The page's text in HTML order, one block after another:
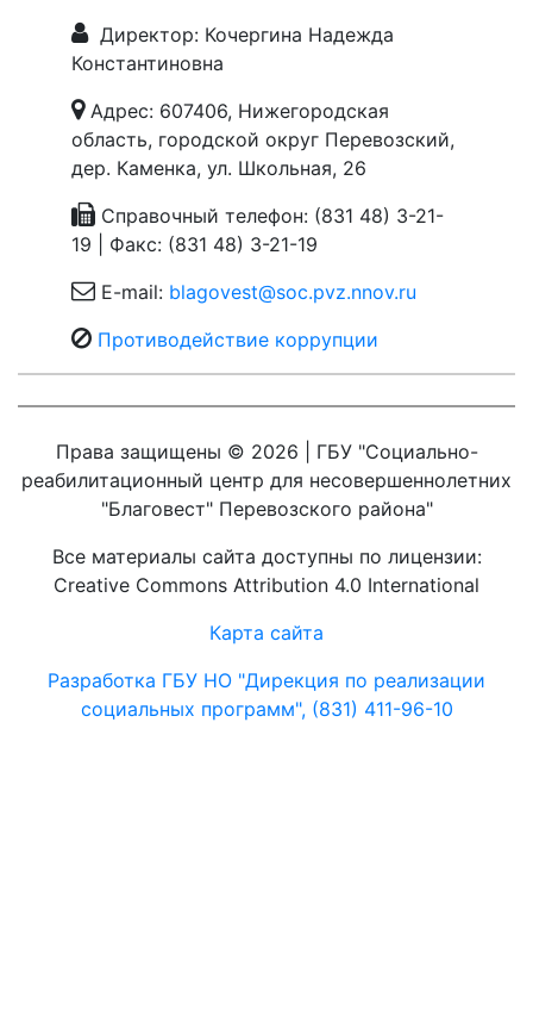
Директор: Кочергина Надежда
Константиновна
Адрес: 607406, Нижегородская
область, городской округ Перевозский,
дер. Каменка, ул. Школьная, 26
Справочный телефон: (831 48) 3-21-
19 | Факс: (831 48) 3-21-19
E-mail: blagovest@soc.pvz.nnov.ru
Противодействие коррупции
Права защищены © 2026 | ГБУ "Социально-
реабилитационный центр для несовершеннолетних
"Благовест" Перевозского района"
Все материалы сайта доступны по лицензии:
Creative Commons Attribution 4.0 International
Карта сайта
Разработка ГБУ НО "Дирекция по реализации
социальных программ", (831) 411-96-10